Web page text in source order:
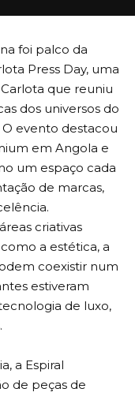
foi palco da
Press Day, uma
que reuniu
dos universos do
O evento destacou
em Angola e
um espaço cada
de marcas,
criativas
a estética, a
coexistir num
estiveram
de luxo,
a Espiral
de peças de